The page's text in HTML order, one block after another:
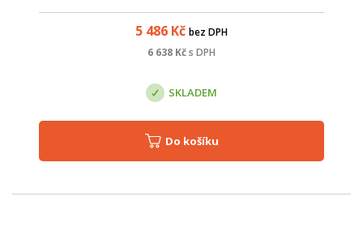
5 486 Kč bez DPH
6 638 Kčs DPH
SKLADEM
Do košíku